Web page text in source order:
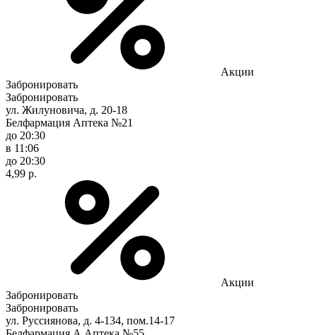
Акции
Забронировать
Забронировать
ул. Жилуновича, д. 20-18
Белфармация Аптека №21
до 20:30
в 11:06
до 20:30
4,99 р.
Акции
Забронировать
Забронировать
ул. Руссиянова, д. 4-134, пом.14-17